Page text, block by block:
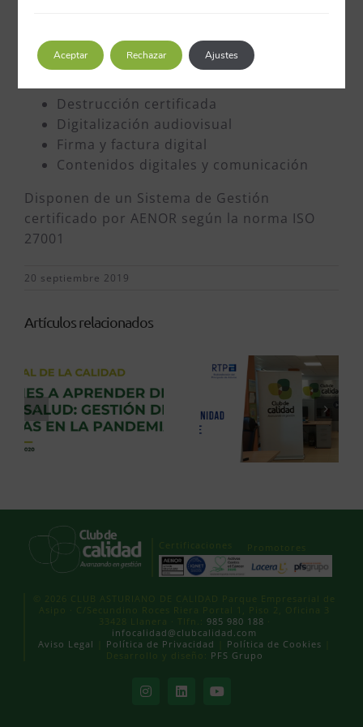
Sistemas de Gestión Documental
Organización de Archivos
Destrucción certificada
Digitalización audiovisual
Firma y factura digital
Contenidos digitales y comunicación
Disponen de un Sistema de Gestión
certificado por AENOR según la norma ISO
27001
20 septiembre 2019
Artículos relacionados
Certificaciones Promotores
© 2026 CLUB ASTURIANO DE CALIDAD Parque Empresarial de
Asipo · C/Secundino Roces Riera Portal 1, Piso 2, Oficina 3
33428 Llanera · Tlfn.: 985 980 188
infocalidad@clubcalidad.com
Aviso Legal
Política de Privacidad Política de Cookies
Desarrollo y diseño:
PFS Grupo
InstagramLinkedInYouTube
Aceptar Rechazar Ajustes